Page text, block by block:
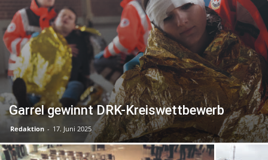
Garrel gewinnt DRK-Kreiswettbewerb
Redaktion - 17. Juni 2025